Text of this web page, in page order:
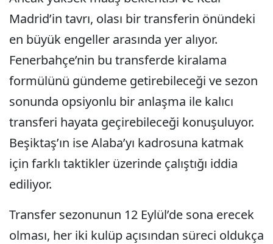
Madrid’in tavrı, olası bir transferin önündeki
en büyük engeller arasında yer alıyor.
Fenerbahçe’nin bu transferde kiralama
formülünü gündeme getirebileceği ve sezon
sonunda opsiyonlu bir anlaşma ile kalıcı
transferi hayata geçirebileceği konuşuluyor.
Beşiktaş’ın ise Alaba’yı kadrosuna katmak
için farklı taktikler üzerinde çalıştığı iddia
ediliyor.
Transfer sezonunun 12 Eylül’de sona erecek
olması, her iki kulüp açısından süreci oldukça